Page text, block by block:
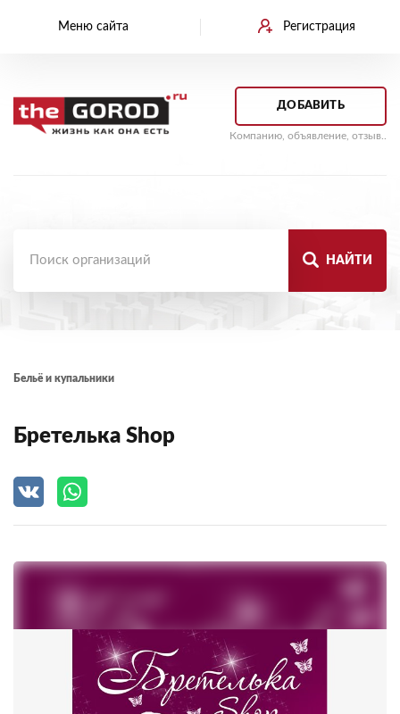
Меню сайта Регистрация
ДОБАВИТЬ
Компанию, объявление, отзыв..
НАЙТИ
Бельё и купальники
Бретелька Shop